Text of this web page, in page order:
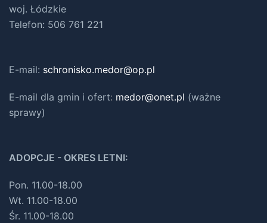
woj. Łódzkie
Telefon: 506 761 221
E-mail: schronisko.medor@op.pl
E-mail dla gmin i ofert: medor@onet.pl (ważne
sprawy)
ADOPCJE - OKRES LETNI:
Pon. 11.00-18.00
Wt. 11.00-18.00
Śr. 11.00-18.00